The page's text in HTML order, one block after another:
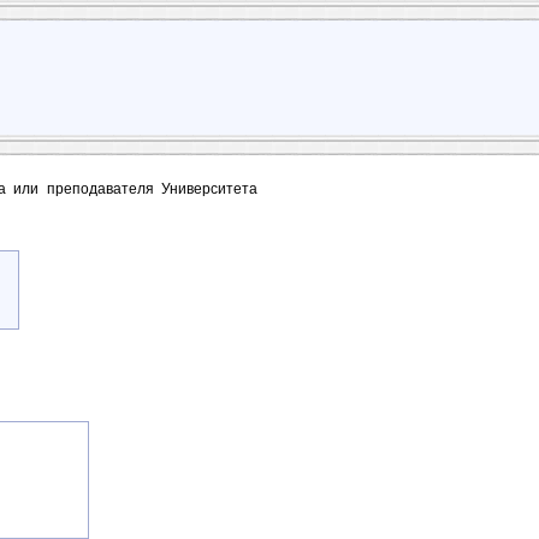
или преподавателя Университета